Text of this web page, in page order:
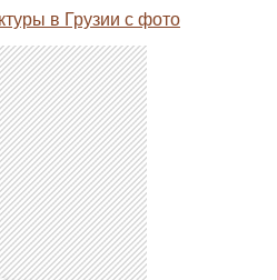
в Грузии с фото